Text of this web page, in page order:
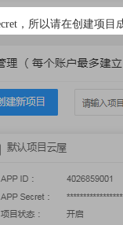
，所以请在创建项